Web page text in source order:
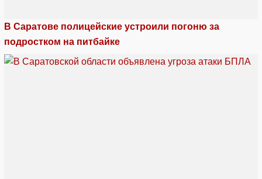
В Саратове полицейские устроили погоню за
подростком на питбайке